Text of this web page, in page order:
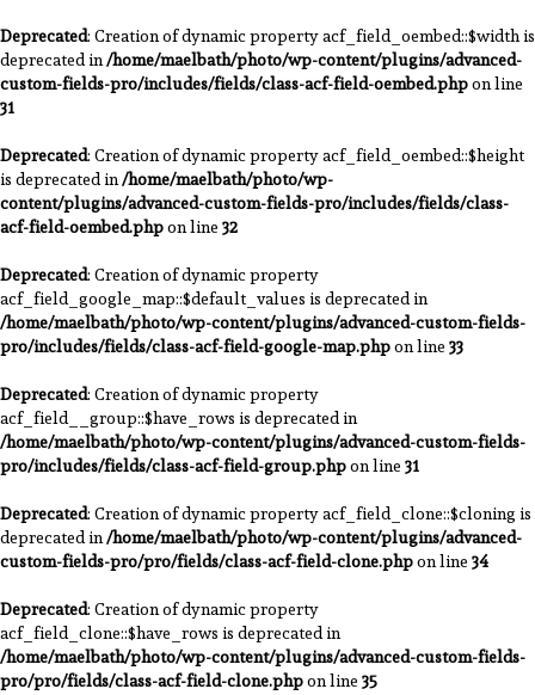
Deprecated: Creation of dynamic property acf_field_oembed::$width is
deprecated in/home/maelbath/photo/wp-content/plugins/advanced-
custom-fields-pro/includes/fields/class-acf-field-oembed.phpon line
31
Deprecated: Creation of dynamic property acf_field_oembed::$height
is deprecated in/home/maelbath/photo/wp-
content/plugins/advanced-custom-fields-pro/includes/fields/class-
acf-field-oembed.phpon line32
Deprecated: Creation of dynamic property
acf_field_google_map::$default_values is deprecated in
/home/maelbath/photo/wp-content/plugins/advanced-custom-fields-
pro/includes/fields/class-acf-field-google-map.phpon line33
Deprecated: Creation of dynamic property
acf_field__group::$have_rows is deprecated in
/home/maelbath/photo/wp-content/plugins/advanced-custom-fields-
pro/includes/fields/class-acf-field-group.phpon line31
Deprecated: Creation of dynamic property acf_field_clone::$cloning is
deprecated in/home/maelbath/photo/wp-content/plugins/advanced-
custom-fields-pro/pro/fields/class-acf-field-clone.phpon line34
Deprecated: Creation of dynamic property
acf_field_clone::$have_rows is deprecated in
/home/maelbath/photo/wp-content/plugins/advanced-custom-fields-
pro/pro/fields/class-acf-field-clone.phpon line35